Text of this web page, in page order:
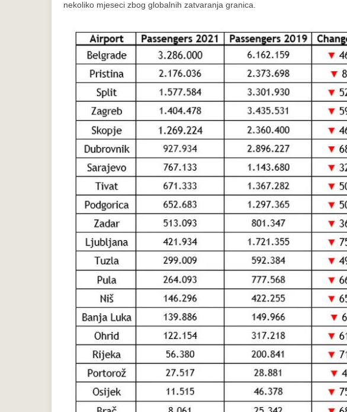
nekoliko mjeseci zbog globalnih zatvaranja granica.